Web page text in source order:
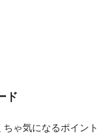
ド
ゃ気になるポイント